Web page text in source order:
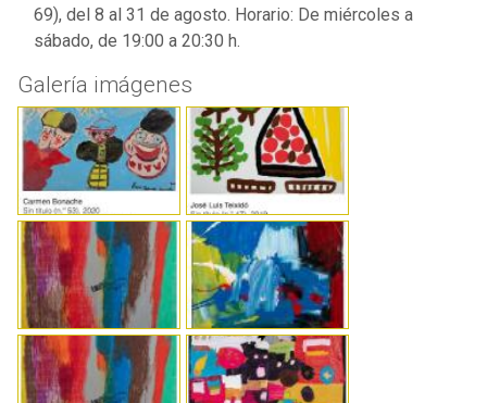
69), del 8 al 31 de agosto. Horario: De miércoles a
sábado, de 19:00 a 20:30 h.
Galería imágenes